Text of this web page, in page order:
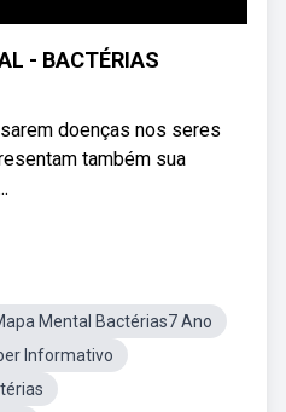
- BACTÉRIAS
doenças nos seres
também sua
Mental Bactérias7 Ano
Informativo